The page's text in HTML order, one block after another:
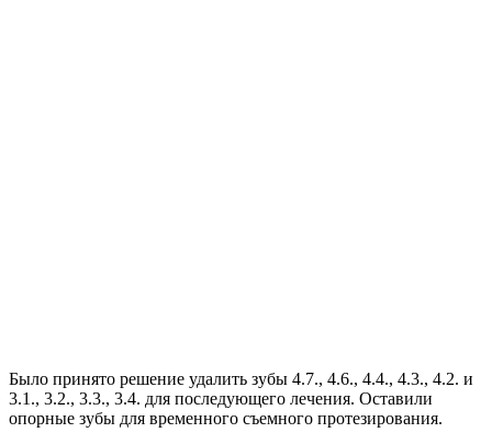
Было принято решение удалить зубы 4.7., 4.6., 4.4., 4.3., 4.2. и
3.1., 3.2., 3.3., 3.4. для последующего лечения. Оставили
опорные зубы для временного съемного протезирования.